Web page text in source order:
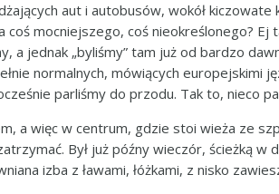
aut i autobusów, wokół
mocniejszego, coś nieokreślonego? Ej
jednak „byliśmy” tam już od bardzo
normalnych, mówiących europejskimi
parliśmy do przodu. Tak to, nieco
a więc w centrum, gdzie stoi wieża ze
Był już późny wieczór, ścieżką w
izba z ławami, łóżkami, z nisko